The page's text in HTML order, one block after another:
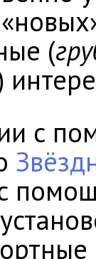
(
с